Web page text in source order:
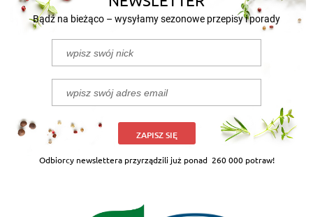
Bądź na bieżąco – wysyłamy sezonowe przepisy i porady
ZAPISZ SIĘ
Odbiorcy newslettera przyrządzili już ponad 260 000 potraw!